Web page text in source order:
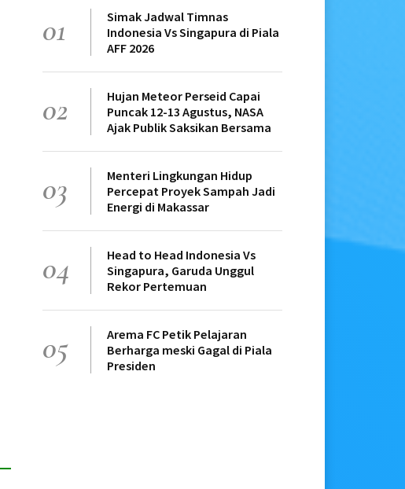
01
Simak Jadwal Timnas
Indonesia Vs Singapura di Piala
AFF 2026
02
Hujan Meteor Perseid Capai
Puncak 12-13 Agustus, NASA
Ajak Publik Saksikan Bersama
03
Menteri Lingkungan Hidup
Percepat Proyek Sampah Jadi
Energi di Makassar
04
Head to Head Indonesia Vs
Singapura, Garuda Unggul
Rekor Pertemuan
05
Arema FC Petik Pelajaran
Berharga meski Gagal di Piala
Presiden